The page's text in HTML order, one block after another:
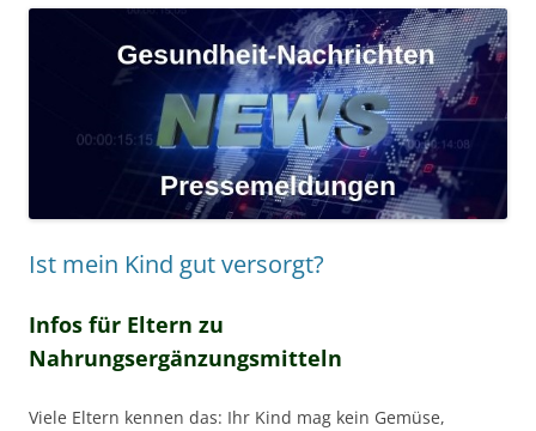
Ist mein Kind gut versorgt?
Infos für Eltern zu
Nahrungsergänzungsmitteln
Viele Eltern kennen das: Ihr Kind mag kein Gemüse,